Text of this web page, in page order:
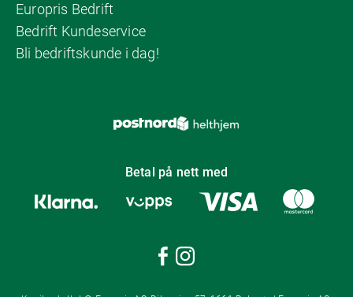
Europris Bedrift
Bedrift Kundeservice
Bli bedriftskunde i dag!
Betal på nett med